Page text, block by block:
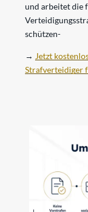
und arbeitet die
schützen-
→ Jetzt
Strafverteidiger